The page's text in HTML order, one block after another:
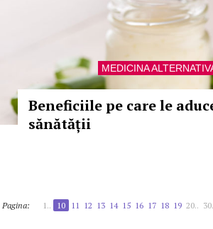
MEDICINA
Beneficiile pe care le
sănătății
Pagina: 1.. 10 11 12 13 14 15 16 17 18 19 20..